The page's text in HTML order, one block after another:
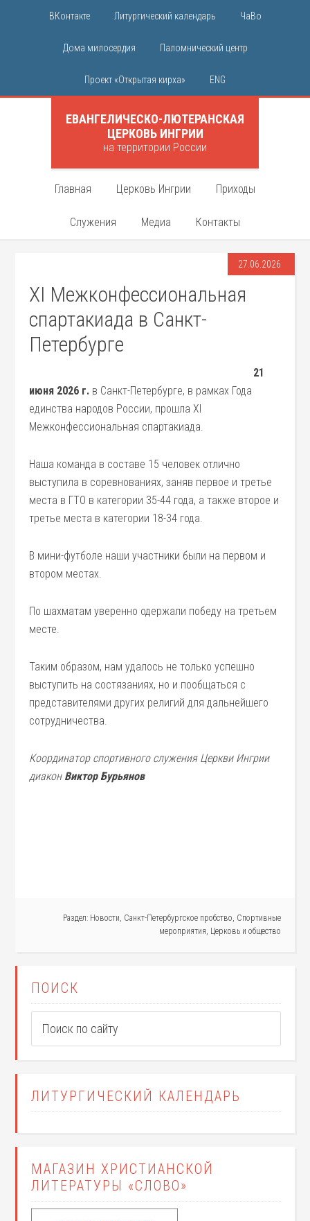
ВКонтакте Литургический календарь ЧаВо
Дома милосердия Паломнический центр
Проект «Открытая кирха» ENG
ЕВАНГЕЛИЧЕСКО-ЛЮТЕРАНСКАЯ
ЦЕРКОВЬ ИНГРИИ
на территории России
Главная Церковь Ингрии Приходы
Служения Медиа Контакты
27.06.2026
XI Межконфессиональная
спартакиада в Санкт-
Петербурге
21
июня 2026 г. в Санкт-Петербурге, в рамках Года
единства народов России, прошла XI
Межконфессиональная спартакиада.
Наша команда в составе 15 человек отлично
выступила в соревнованиях, заняв первое и третье
места в ГТО в категории 35-44 года, а также второе и
третье места в категории 18-34 года.
В мини-футболе наши участники были на первом и
втором местах.
По шахматам уверенно одержали победу на третьем
месте.
Таким образом, нам удалось не только успешно
выступить на состязаниях, но и пообщаться с
представителями других религий для дальнейшего
сотрудничества.
Координатор спортивного служения Церкви Ингрии
диакон Виктор Бурьянов
Раздел: Новости, Санкт-Петербургское пробство, Спортивные
мероприятия, Церковь и общество
ПОИСК
ЛИТУРГИЧЕСКИЙ КАЛЕНДАРЬ
МАГАЗИН ХРИСТИАНСКОЙ
ЛИТЕРАТУРЫ «СЛОВО»